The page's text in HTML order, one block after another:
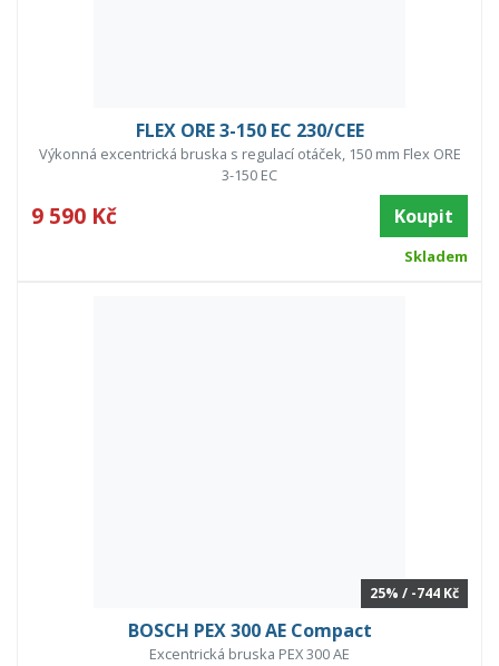
FLEX ORE 3-150 EC 230/CEE
Výkonná excentrická bruska s regulací otáček, 150 mm Flex ORE
3-150 EC
9 590 Kč Koupit
Skladem
25% / -744 Kč
BOSCH PEX 300 AE Compact
Excentrická bruska PEX 300 AE